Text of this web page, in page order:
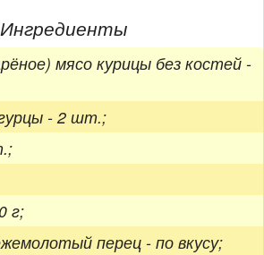
Ингредиенты
мясо курицы без костей -
- 2 шт.;
г;
перец - по вкусу;